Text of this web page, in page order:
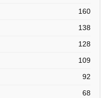
160
138
128
109
92
68